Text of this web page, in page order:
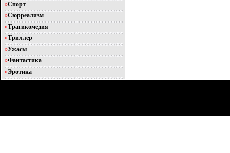
»Спорт
»Сюрреализм
»Трагикомедия
»Триллер
»Ужасы
»Фантастика
»Эротика